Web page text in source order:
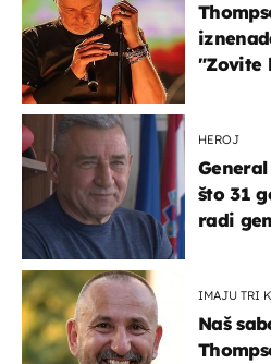
"Zovite
HEROJ
što 31
radi
IMAJU TRI
Naš